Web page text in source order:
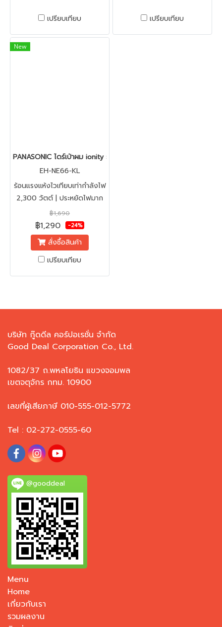
เปรียบเทียบ เปรียบเทียบ
New
PANASONIC ไดร์เป่าผม ionity รุ่น EH-NE66-KL 2,000 วัตต์ (แรงเ
EH-NE66-KL
ร้อนแรงแห้งไวเทียบเท่ากำลังไฟ
2,300 วัตต์ | ประหยัดไฟมาก
ขึ้น
฿1,690
฿1,290 -24%
สั่งซื้อสินค้า
เปรียบเทียบ
บริษัท กู๊ดดีล คอร์ปอเรชั่น จำกัด
Good Deal Corporation Co., Ltd.
1082/37 ถ.พหลโยธิน แขวงจอมพล
เขตจตุจักร กทม. 10900
เลขที่ผู้เสียภาษี 010-555-012-5772
Tel : 02-272-0555-60
@gooddeal
Menu
Home
เกี่ยวกับเรา
รวมผลงาน